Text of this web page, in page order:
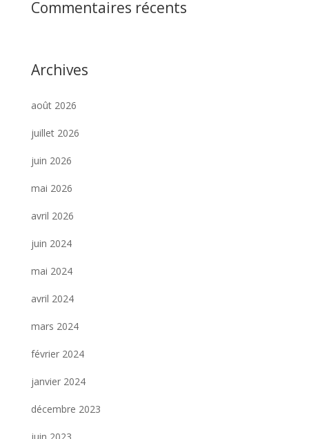
Commentaires récents
Archives
août 2026
juillet 2026
juin 2026
mai 2026
avril 2026
juin 2024
mai 2024
avril 2024
mars 2024
février 2024
janvier 2024
décembre 2023
juin 2023